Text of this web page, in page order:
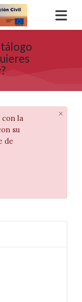
la
su
de
×